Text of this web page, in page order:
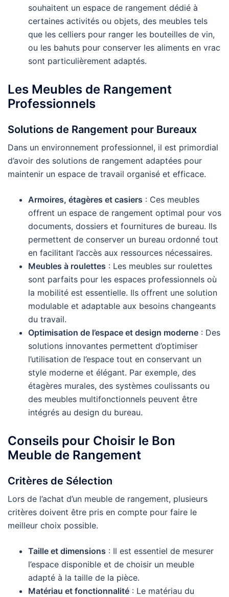
souhaitent un espace de rangement dédié à
certaines activités ou objets, des meubles tels
que les celliers pour ranger les bouteilles de vin,
ou les bahuts pour conserver les aliments en vrac
sont particulièrement adaptés.
Les Meubles de Rangement
Professionnels
Solutions de Rangement pour Bureaux
Dans un environnement professionnel, il est primordial
d’avoir des solutions de rangement adaptées pour
maintenir un espace de travail organisé et efficace.
Armoires, étagères et casiers : Ces meubles
offrent un espace de rangement optimal pour vos
documents, dossiers et fournitures de bureau. Ils
permettent de conserver un bureau ordonné tout
en facilitant l’accès aux ressources nécessaires.
Meubles à roulettes : Les meubles sur roulettes
sont parfaits pour les espaces professionnels où
la mobilité est essentielle. Ils offrent une solution
modulable et adaptable aux besoins changeants
du travail.
Optimisation de l’espace et design moderne : Des
solutions innovantes permettent d’optimiser
l’utilisation de l’espace tout en conservant un
style moderne et élégant. Par exemple, des
étagères murales, des systèmes coulissants ou
des meubles multifonctionnels peuvent être
intégrés au design du bureau.
Conseils pour Choisir le Bon
Meuble de Rangement
Critères de Sélection
Lors de l’achat d’un meuble de rangement, plusieurs
critères doivent être pris en compte pour faire le
meilleur choix possible.
Taille et dimensions : Il est essentiel de mesurer
l’espace disponible et de choisir un meuble
adapté à la taille de la pièce.
Matériau et fonctionnalité : Le matériau du